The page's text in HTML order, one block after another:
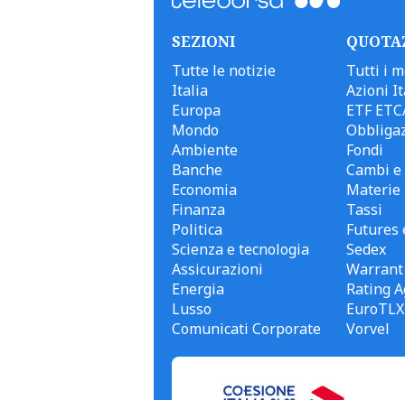
SEZIONI
Tutte le notizie
Italia
Europa
Mondo
Ambiente
Banche
Economia
Finanza
Politica
Scienza e tecnologia
Assicurazioni
Energia
Lusso
Comunicati Corporate
Tutti i
Azioni
ETF
Fondi
Cambi
Materie
Tassi
Futures
Sedex
Warrant
Rating
EuroTLX
Vorvel